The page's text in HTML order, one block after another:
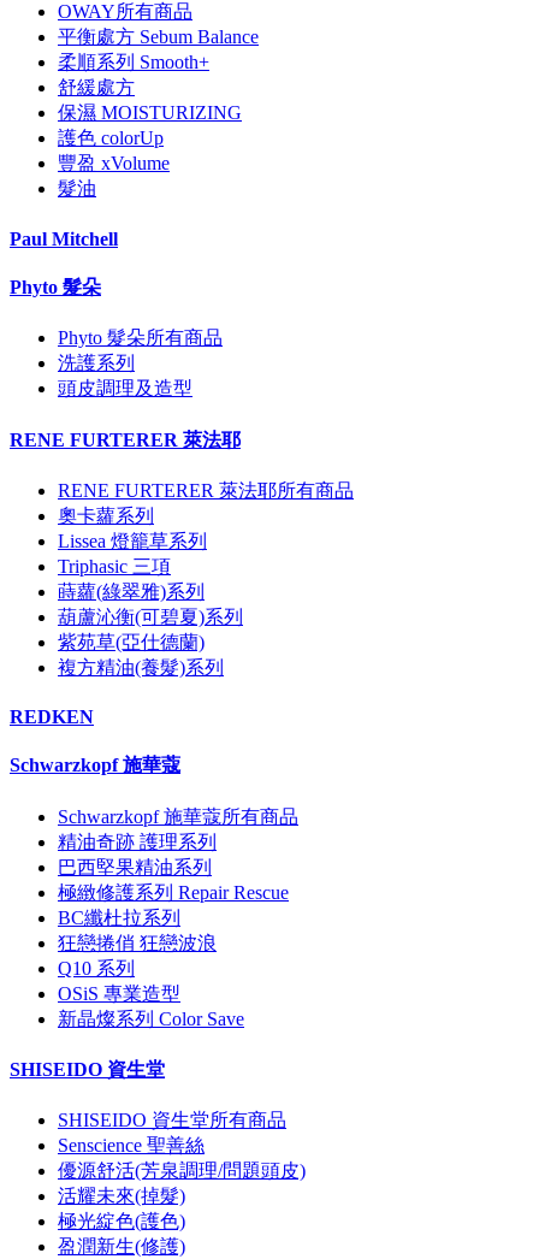
OWAY所有商品
平衡處方 Sebum Balance
柔順系列 Smooth+
舒緩處方
保濕 MOISTURIZING
護色 colorUp
豐盈 xVolume
髮油
Paul Mitchell
Phyto 髮朵
Phyto 髮朵所有商品
洗護系列
頭皮調理及造型
RENE FURTERER 萊法耶
RENE FURTERER 萊法耶所有商品
奧卡蘿系列
Lissea 燈籠草系列
Triphasic 三項
蒔蘿(綠翠雅)系列
葫蘆沁衡(可碧夏)系列
紫苑草(亞仕德蘭)
複方精油(養髮)系列
REDKEN
Schwarzkopf 施華蔻
Schwarzkopf 施華蔻所有商品
精油奇跡 護理系列
巴西堅果精油系列
極緻修護系列 Repair Rescue
BC纖杜拉系列
狂戀捲俏 狂戀波浪
Q10 系列
OSiS 專業造型
新晶燦系列 Color Save
SHISEIDO 資生堂
SHISEIDO 資生堂所有商品
Senscience 聖善絲
優源舒活(芳泉調理/問題頭皮)
活耀未來(掉髮)
極光綻色(護色)
盈潤新生(修護)